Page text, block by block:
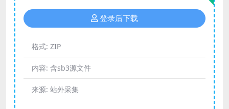
登录后下载
格式: ZIP
内容: 含sb3源文件
来源: 站外采集